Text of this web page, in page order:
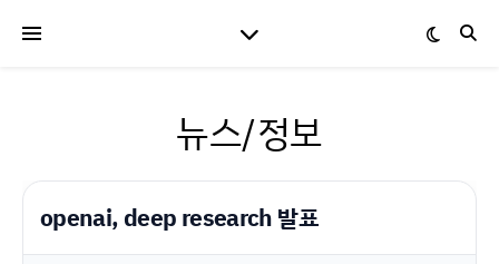
뉴스/정보
openai, deep research 발표